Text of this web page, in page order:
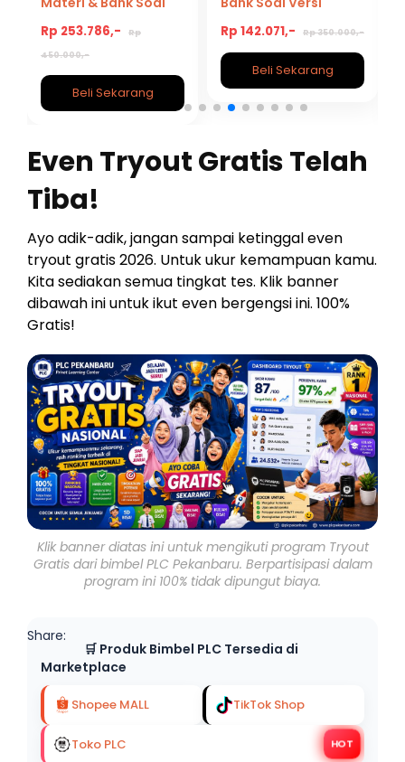
Versi Hemat
Persiapan STMKG
2026/2027
Rp 253.786,-
Rp
450.000,-
Beli Sekarang
STTD 2026/2027
Rp 142.071,- Rp 350.000,-
Beli Sekarang
Even Tryout Gratis Telah
Tiba!
Ayo adik-adik, jangan sampai ketinggal even
tryout gratis 2026. Untuk ukur kemampuan kamu.
Kita sediakan semua tingkat tes. Klik banner
dibawah ini untuk ikut even bergengsi ini. 100%
Gratis!
Klik banner diatas ini untuk mengikuti program Tryout
Gratis dari bimbel PLC Pekanbaru. Berpartisipasi dalam
program ini 100% tidak dipungut biaya.
Share:
🛒 Produk Bimbel PLC Tersedia di
Marketplace
Shopee MALL TikTok Shop
HOT
Toko PLC